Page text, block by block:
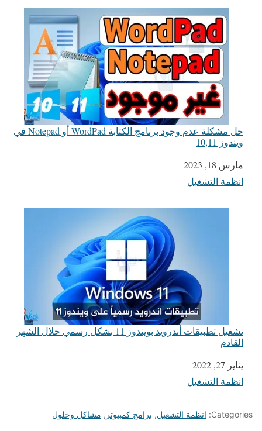
حل مشكلة عدم وجود برنامج الكتابة WordPad أو Notepad في
ويندوز 10,11
التاريخ
مارس 18, 2023
في ما يتعلق بما يأتي
انظمة التشغيل
تشغيل تطبيقات أندرويد بويندوز 11 بشكل رسمي خلال الشهر
القادم
التاريخ
يناير 27, 2022
في ما يتعلق بما يأتي
انظمة التشغيل
Categories: انظمة التشغيل, برامج كمبيوتر , مشاكل وحلول